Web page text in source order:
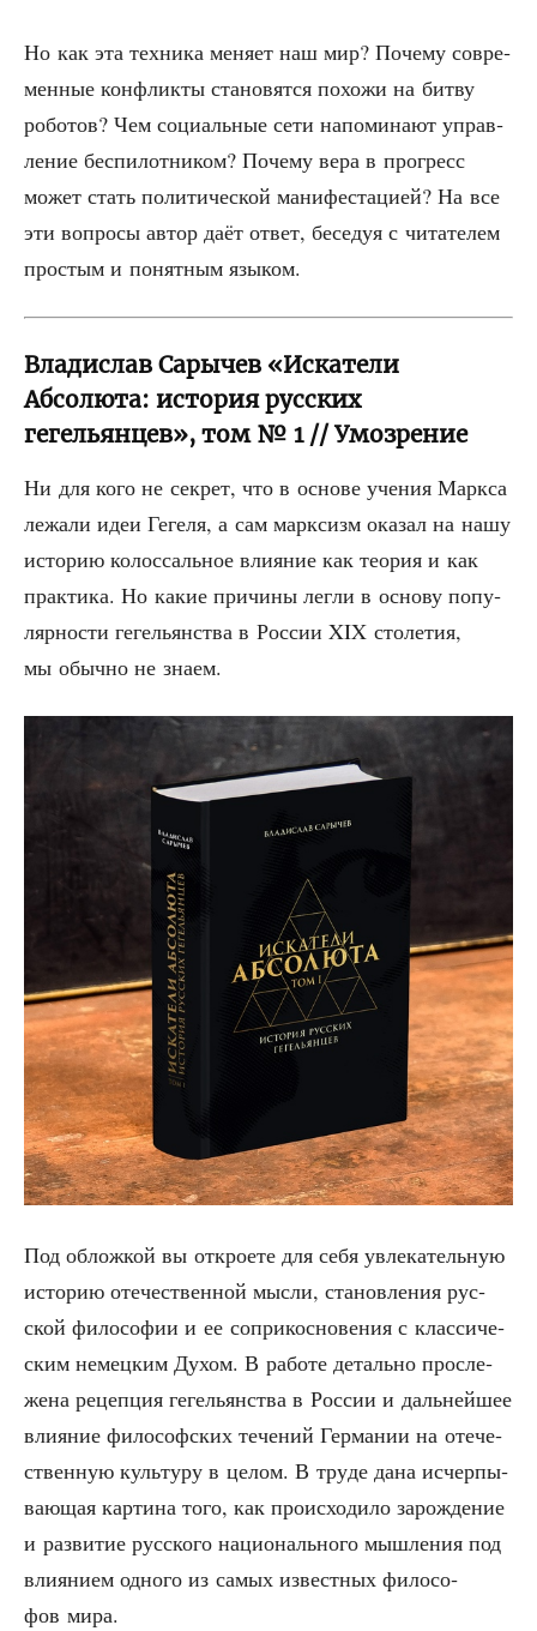
Но как эта тех­ни­ка меня­ет наш мир? Поче­му совре­
мен­ные кон­флик­ты ста­но­вят­ся похо­жи на бит­ву
робо­тов? Чем соци­аль­ные сети напо­ми­на­ют управ­
ле­ние бес­пи­лот­ни­ком? Поче­му вера в про­гресс
может стать поли­ти­че­ской мани­фе­ста­ци­ей? На все
эти вопро­сы автор даёт ответ, бесе­дуя с чита­те­лем
про­стым и понят­ным языком.
Владислав Сарычев «Искатели
Абсолюта: история русских
гегельянцев», том № 1 // Умозрение
Ни для кого не сек­рет, что в осно­ве уче­ния Марк­са
лежа­ли идеи Геге­ля, а сам марк­сизм ока­зал на нашу
исто­рию колос­саль­ное вли­я­ние как тео­рия и как
прак­ти­ка. Но какие при­чи­ны лег­ли в осно­ву попу­
ляр­но­сти геге­льян­ства в Рос­сии XIX сто­ле­тия,
мы обыч­но не знаем.
Под облож­кой вы откро­е­те для себя увле­ка­тель­ную
исто­рию оте­че­ствен­ной мыс­ли, ста­нов­ле­ния рус­
ской фило­со­фии и ее сопри­кос­но­ве­ния с клас­си­че­
ским немец­ким Духом. В рабо­те деталь­но про­сле­
же­на рецеп­ция геге­льян­ства в Рос­сии и даль­ней­шее
вли­я­ние фило­соф­ских тече­ний Гер­ма­нии на оте­че­
ствен­ную куль­ту­ру в целом. В тру­де дана исчер­пы­
ва­ю­щая кар­ти­на того, как про­ис­хо­ди­ло зарож­де­ние
и раз­ви­тие рус­ско­го наци­о­наль­но­го мыш­ле­ния под
вли­я­ни­ем одно­го из самых извест­ных фило­со­
фов мира.